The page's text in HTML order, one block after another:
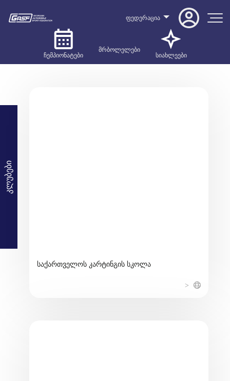
ფედერაცია
ჩემპიონატები
მრბოლელები
სიახლეები
კლუბები
საქართველოს კარტინგის სკოლა
>